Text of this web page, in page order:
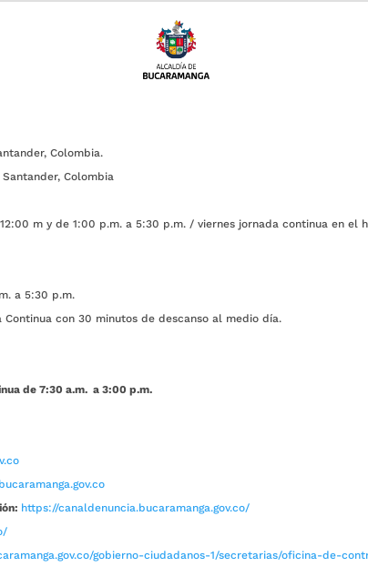
Colombia.
Colombia
m y de 1:00 p.m. a 5:30 p.m. / viernes jornada continua en el
a 5:30 p.m.
con 30 minutos de descanso al medio día.
de 7:30 a.m. a 3:00 p.m.
https://canaldenuncia.bucaramanga.gov.co/
gobierno-ciudadanos-1/secretarias/oficina-de-